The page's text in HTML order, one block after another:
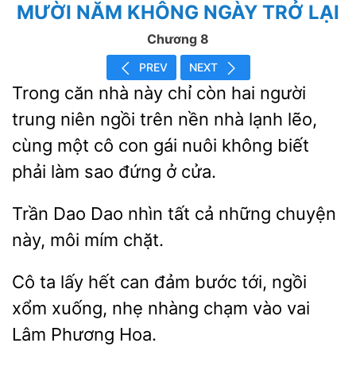
MƯỜI NĂM KHÔNG NGÀY TRỞ LẠI
Chương 8
PREV NEXT
Trong căn nhà này chỉ còn
người
trung niên ngồi trên nền nhà lạnh lẽo,
cùng một cô con gái nuôi không biết
phải làm
đứng ở
Trần
nhìn tất cả những chuyện
này,
mím chặt.
Cô ta lấy hết can
bước tới, ngồi
xổm xuống, nhẹ
chạm
vai
Lâm Phương Hoa.